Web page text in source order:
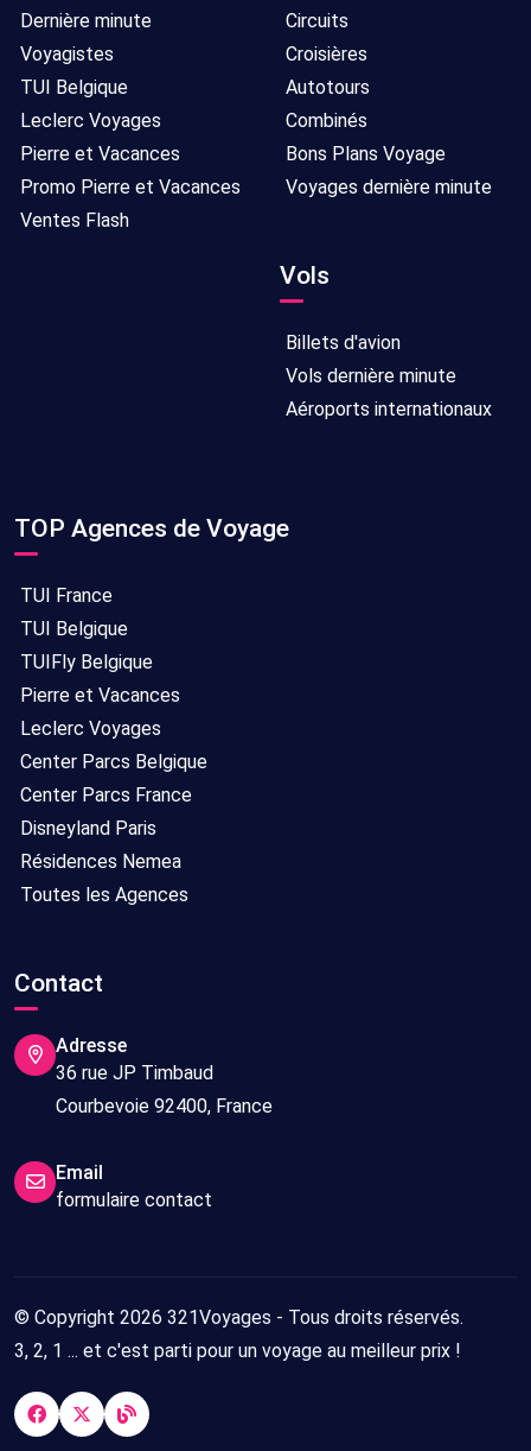
Dernière minute
Voyagistes
TUI Belgique
Leclerc Voyages
Pierre et Vacances
Promo Pierre et Vacances
Ventes Flash
Circuits
Croisières
Autotours
Combinés
Bons Plans Voyage
Voyages dernière minute
Vols
Billets d'avion
Vols dernière minute
Aéroports internationaux
TOP Agences de Voyage
TUI France
TUI Belgique
TUIFly Belgique
Pierre et Vacances
Leclerc Voyages
Center Parcs Belgique
Center Parcs France
Disneyland Paris
Résidences Nemea
Toutes les Agences
Contact
Adresse
36 rue JP Timbaud
Courbevoie 92400, France
Email
formulaire contact
© Copyright 2026 321Voyages - Tous droits réservés.
3, 2, 1 ... et c'est parti pour un voyage au meilleur prix !